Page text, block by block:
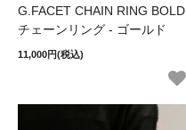
G.FACET CHAIN RING BOLD
チェーンリング - ゴールド
11,000円(税込)